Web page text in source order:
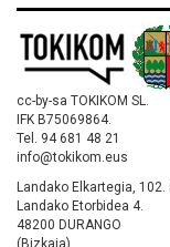
cc-by-sa TOKIKOM SL.
IFK B75069864.
Tel. 94 681 48 21
info@tokikom.eus
Landako Elkartegia, 102.
Landako Etorbidea 4.
48200 DURANGO
(Bizkaia)